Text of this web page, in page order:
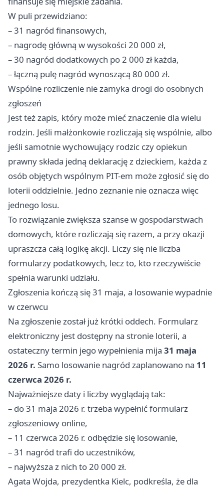
W puli przewidziano:
– 31 nagród finansowych,
– nagrodę główną w wysokości 20 000 zł,
– 30 nagród dodatkowych po 2 000 zł każda,
– łączną pulę nagród wynoszącą 80 000 zł.
Wspólne rozliczenie nie zamyka drogi do osobnych
zgłoszeń
Jest też zapis, który może mieć znaczenie dla wielu
rodzin. Jeśli małżonkowie rozliczają się wspólnie, albo
jeśli samotnie wychowujący rodzic czy opiekun
prawny składa jedną deklarację z dzieckiem, każda z
osób objętych wspólnym PIT-em może zgłosić się do
loterii oddzielnie. Jedno zeznanie nie oznacza więc
jednego losu.
To rozwiązanie zwiększa szanse w gospodarstwach
domowych, które rozliczają się razem, a przy okazji
upraszcza całą logikę akcji. Liczy się nie liczba
formularzy podatkowych, lecz to, kto rzeczywiście
spełnia warunki udziału.
Zgłoszenia kończą się 31 maja, a losowanie wypadnie
w czerwcu
Na zgłoszenie został już krótki oddech. Formularz
elektroniczny jest dostępny na stronie loterii, a
ostateczny termin jego wypełnienia mija 31 maja
2026 r. Samo losowanie nagród zaplanowano na 11
czerwca 2026 r.
Najważniejsze daty i liczby wyglądają tak:
– do 31 maja 2026 r. trzeba wypełnić formularz
zgłoszeniowy online,
– 11 czerwca 2026 r. odbędzie się losowanie,
– 31 nagród trafi do uczestników,
– najwyższa z nich to 20 000 zł.
Agata Wojda, prezydentka Kielc, podkreśla, że dla